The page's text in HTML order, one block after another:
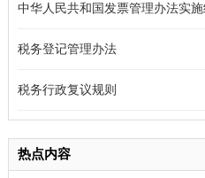
中华人民共和国发票管理办法实施
税务登记管理办法
税务行政复议规则
热点内容